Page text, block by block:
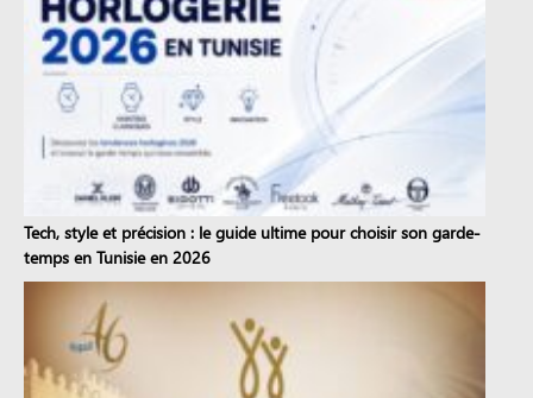
Tech, style et précision : le guide ultime pour choisir son garde-
temps en Tunisie en 2026